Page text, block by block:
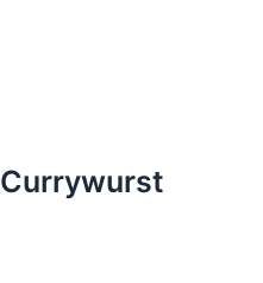
Currywurst